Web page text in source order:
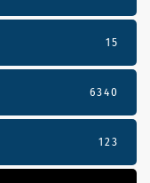
15
6340
123